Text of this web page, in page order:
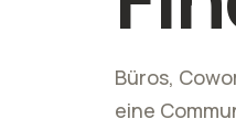
Büros,
eine